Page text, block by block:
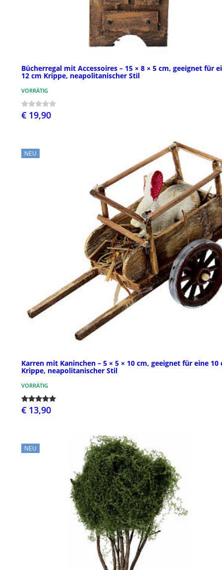
Bücherregal mit Accessoires – 15 × 8 × 5 cm, geeignet für
12 cm Krippe, neapolitanischer Stil
VORRÄTIG
€ 19,90
NEU
Karren mit Kaninchen – 5 × 5 × 10 cm, geeignet für eine 10
Krippe, neapolitanischer Stil
VORRÄTIG
€ 13,90
NEU